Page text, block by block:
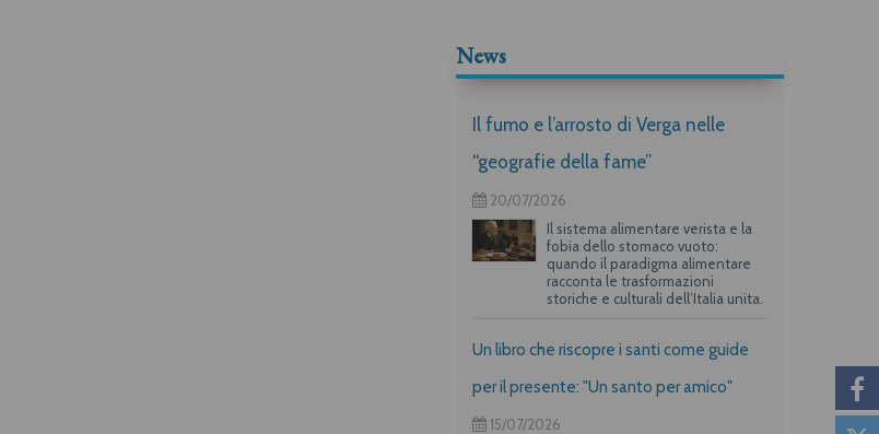
News
Il fumo e l’arrosto di Verga nelle
“geografie della fame”
20/07/2026
Il sistema alimentare verista e la
fobia dello stomaco vuoto:
quando il paradigma alimentare
racconta le trasformazioni
storiche e culturali dell’Italia unita.
Un libro che riscopre i santi come guide
per il presente: "Un santo per amico"
15/07/2026